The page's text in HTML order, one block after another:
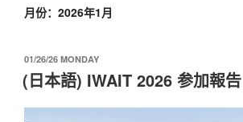
月份：2026年1月
发
布
于
01/26/26 MONDAY
(日本語) IWAIT 2026 参加報告